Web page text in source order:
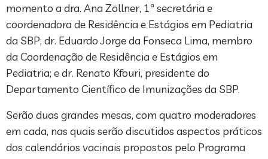
momento a dra. Ana Zöllner, 1ª secretária e
coordenadora de Residência e Estágios em Pediatria
da SBP; dr. Eduardo Jorge da Fonseca Lima, membro
da Coordenação de Residência e Estágios em
Pediatria; e dr. Renato Kfouri, presidente do
Departamento Científico de Imunizações da SBP.
Serão duas grandes mesas, com quatro moderadores
em cada, nas quais serão discutidos aspectos práticos
dos calendários vacinais propostos pelo Programa